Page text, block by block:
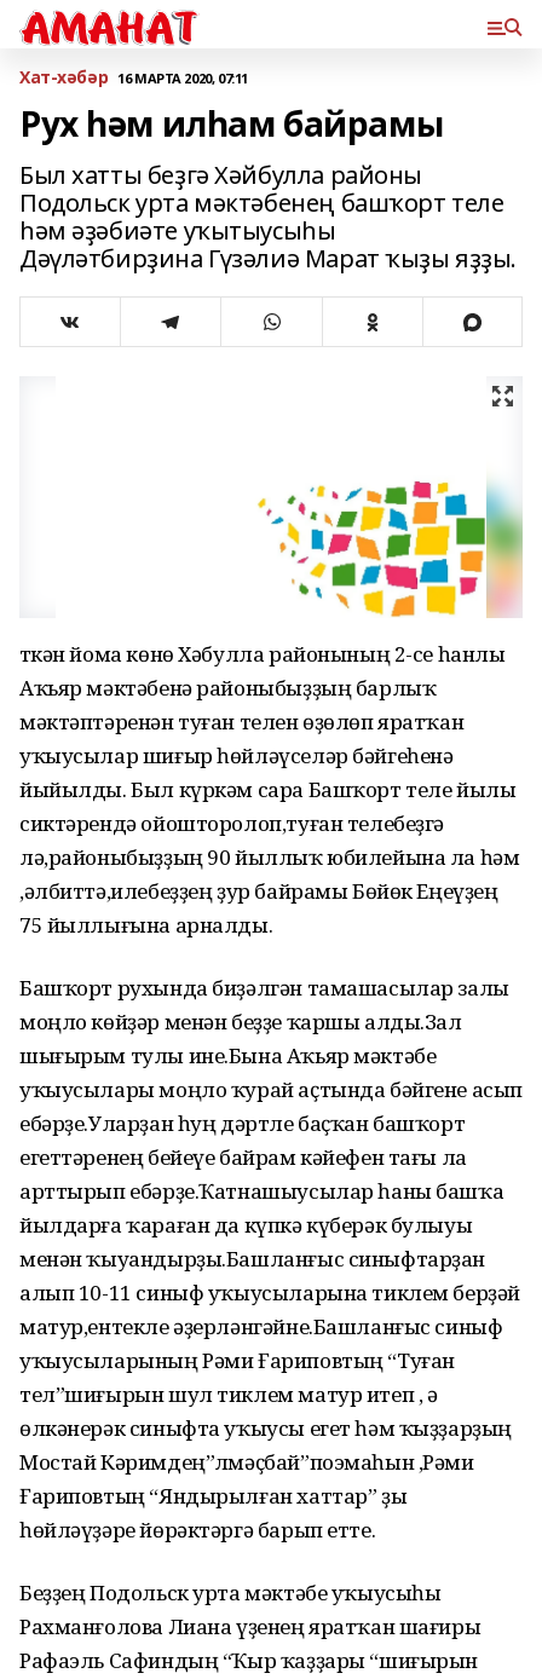
Хат-хәбәр 16 МАРТА 2020, 07:11
Рух һәм илһам байрамы
Был хатты беҙгә Хәйбулла районы
Подольск урта мәктәбенең башҡорт теле
һәм әҙәбиәте уҡытыусыһы
Дәүләтбирҙина Гүзәлиә Марат ҡыҙы яҙҙы.
Үткән йома көнө Хәбулла районының 2-се һанлы
Аҡьяр мәктәбенә районыбыҙҙың барлыҡ
мәктәптәренән туған телен өҙөлөп яратҡан
уҡыусылар шиғыр һөйләүселәр бәйгеһенә
йыйылды. Был күркәм сара Башҡорт теле йылы
сиктәрендә ойошторолоп,туған телебеҙгә
лә,районыбыҙҙың 90 йыллыҡ юбилейына ла һәм
,әлбиттә,илебеҙҙең ҙур байрамы Бөйөк Еңеүҙең
75 йыллығына арналды.
Башҡорт рухында биҙәлгән тамашасылар залы
моңло көйҙәр менән беҙҙе ҡаршы алды.Зал
шығырым тулы ине.Бына Аҡьяр мәктәбе
уҡыусылары моңло ҡурай аҫтында бәйгене асып
ебәрҙе.Уларҙан һуң дәртле баҫҡан башҡорт
егеттәренең бейеүе байрам кәйефен тағы ла
арттырып ебәрҙе.Ҡатнашыусылар һаны башҡа
йылдарға ҡараған да күпкә күберәк булыуы
менән ҡыуандырҙы.Башланғыс синыфтарҙан
алып 10-11 синыф уҡыусыларына тиклем берҙәй
матур,ентекле әҙерләнгәйне.Башланғыс синыф
уҡыусыларының Рәми Ғариповтың “Туған
тел”шиғырын шул тиклем матур итеп , ә
өлкәнерәк синыфта уҡыусы егет һәм ҡыҙҙарҙың
Мостай Кәримдең”Үлмәҫбай”поэмаһын ,Рәми
Ғариповтың “Яндырылған хаттар” ҙы
һөйләүҙәре йөрәктәргә барып етте.
Беҙҙең Подольск урта мәктәбе уҡыусыһы
Рахманғолова Лиана үҙенең яратҡан шағиры
Рафаэль Сафиндың “Ҡыр ҡаҙҙары “шиғырын